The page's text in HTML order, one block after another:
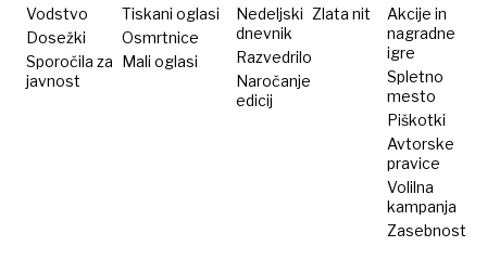
Vodstvo
Dosežki
Sporočila za
javnost
Tiskani oglasi
Osmrtnice
Mali oglasi
Nedeljski
dnevnik
Razvedrilo
Naročanje
edicij
Zlata nit
Akcije in
nagradne
igre
Spletno
mesto
Piškotki
Avtorske
pravice
Volilna
kampanja
Zasebnost